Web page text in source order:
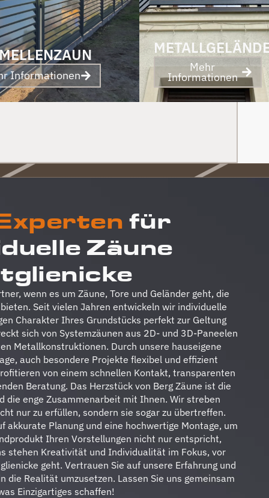
und Abschied sogar noch ein Paket mit
leckerem Honig. Danke auch dafür!
Informationen
Mehr
Informationen
für
Zäune
wenn es um Zäune, Tore und Geländer geht, die
Seit vielen Jahren entwickeln wir individuelle
Charakter Ihres Grundstücks perfekt zur Geltung
sich von Systemzäunen aus 2D- und 3D-Paneelen
Metallkonstruktionen. Durch unsere hauseigene
auch besondere Projekte flexibel und effizient
von einem schnellen Kontakt, transparenten
Beratung. Das Herzstück von Berg Zäune ist die
die enge Zusammenarbeit mit Ihnen. Wir streben
nur zu erfüllen, sondern sie sogar zu übertreffen.
akkurate Planung und eine hochwertige Montage, um
Ihren Vorstellungen nicht nur entspricht,
stehen Kreativität und Individualität im Fokus, vor
geht. Vertrauen Sie auf unsere Erfahrung und
die Realität umzusetzen. Lassen Sie uns gemeinsam
Einzigartiges schaffen!